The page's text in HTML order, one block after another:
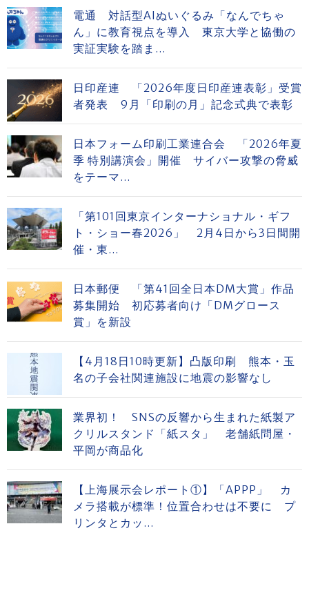
電通 対話型AIぬいぐるみ「なんでちゃ
ん」に教育視点を導入 東京大学と協働の
実証実験を踏ま...
日印産連 「2026年度日印産連表彰」受賞
者発表 9月「印刷の月」記念式典で表彰
日本フォーム印刷工業連合会 「2026年夏
季 特別講演会」開催 サイバー攻撃の脅威
をテーマ...
「第101回東京インターナショナル・ギフ
ト・ショー春2026」 2月4日から3日間開
催・東...
日本郵便 「第41回全日本DM大賞」作品
募集開始 初応募者向け「DMグロース
賞」を新設
【4月18日10時更新】凸版印刷 熊本・玉
名の子会社関連施設に地震の影響なし
業界初！ SNSの反響から生まれた紙製ア
クリルスタンド「紙スタ」 老舗紙問屋・
平岡が商品化
【上海展示会レポート①】「APPP」 カ
メラ搭載が標準！位置合わせは不要に プ
リンタとカッ...